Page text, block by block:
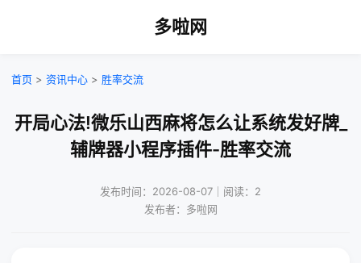
多啦网
首页 > 资讯中心 > 胜率交流
开局心法!微乐山西麻将怎么让系统发好牌_
辅牌器小程序插件-胜率交流
发布时间：2026-08-07｜阅读：2
发布者：多啦网